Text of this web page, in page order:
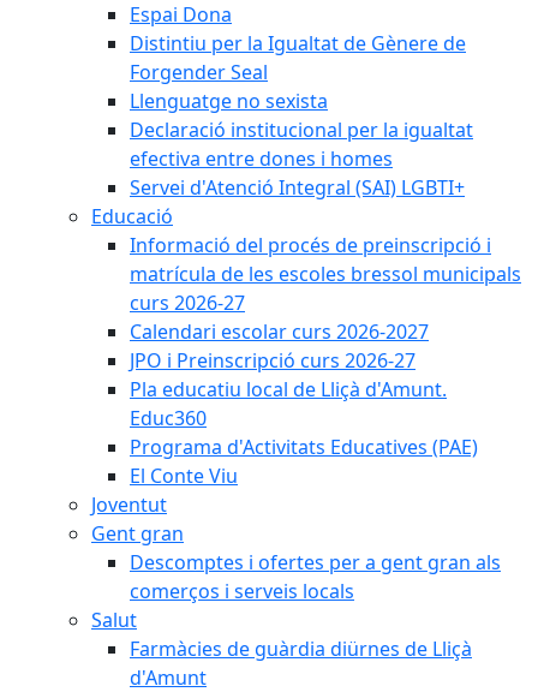
Espai Dona
Distintiu per la Igualtat de Gènere de
Forgender Seal
Llenguatge no sexista
Declaració institucional per la igualtat
efectiva entre dones i homes
Servei d'Atenció Integral (SAI) LGBTI+
Educació
Informació del procés de preinscripció i
matrícula de les escoles bressol municipals
curs 2026-27
Calendari escolar curs 2026-2027
JPO i Preinscripció curs 2026-27
Pla educatiu local de Lliçà d'Amunt.
Educ360
Programa d'Activitats Educatives (PAE)
El Conte Viu
Joventut
Gent gran
Descomptes i ofertes per a gent gran als
comerços i serveis locals
Salut
Farmàcies de guàrdia diürnes de Lliçà
d'Amunt